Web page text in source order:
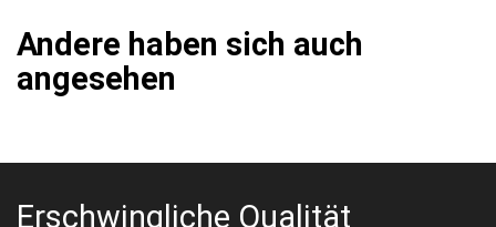
Andere haben sich auch
angesehen
Erschwingliche Qualität